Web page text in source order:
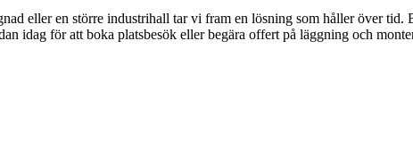
eller en större industrihall tar vi fram en lösning som håller över
idag för att boka platsbesök eller begära offert på läggning och